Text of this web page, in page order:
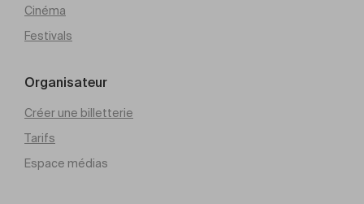
Cinéma
Festivals
Organisateur
Créer une billetterie
Tarifs
Espace médias